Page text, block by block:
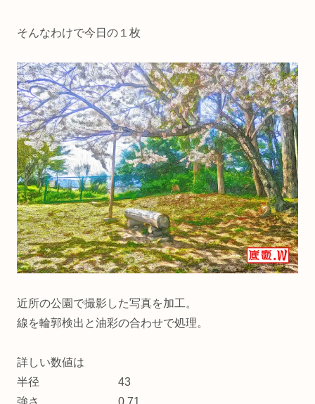
そんなわけで今日の１枚
近所の公園で撮影した写真を加工。
線を輪郭検出と油彩の合わせで処理。
詳しい数値は
半径 43